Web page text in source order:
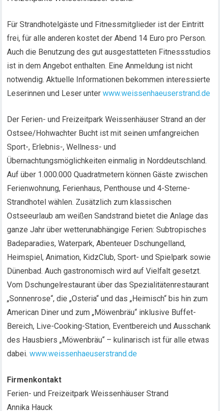
Für Strandhotelgäste und Fitnessmitglieder ist der Eintritt
frei, für alle anderen kostet der Abend 14 Euro pro Person.
Auch die Benutzung des gut ausgestatteten Fitnessstudios
ist in dem Angebot enthalten. Eine Anmeldung ist nicht
notwendig. Aktuelle Informationen bekommen interessierte
Leserinnen und Leser unterwww.weissenhaeuserstrand.de
Der Ferien- und Freizeitpark Weissenhäuser Strand an der
Ostsee/Hohwachter Bucht ist mit seinen umfangreichen
Sport-, Erlebnis-, Wellness- und
Übernachtungsmöglichkeiten einmalig in Norddeutschland.
Auf über 1.000.000 Quadratmetern können Gäste zwischen
Ferienwohnung, Ferienhaus, Penthouse und 4-Sterne-
Strandhotel wählen. Zusätzlich zum klassischen
Ostseeurlaub am weißen Sandstrand bietet die Anlage das
ganze Jahr über wetterunabhängige Ferien: Subtropisches
Badeparadies, Waterpark, Abenteuer Dschungelland,
Heimspiel, Animation, KidzClub, Sport- und Spielpark sowie
Dünenbad. Auch gastronomisch wird auf Vielfalt gesetzt.
Vom Dschungelrestaurant über das Spezialitätenrestaurant
„Sonnenrose“, die „Osteria“ und das „Heimisch“ bis hin zum
American Diner und zum „Möwenbräu“ inklusive Buffet-
Bereich, Live-Cooking-Station, Eventbereich und Ausschank
des Hausbiers „Möwenbräu“ – kulinarisch ist für alle etwas
dabei.www.weissenhaeuserstrand.de
Firmenkontakt
Ferien- und Freizeitpark Weissenhäuser Strand
Annika Hauck